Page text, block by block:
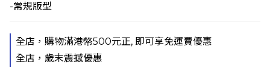
-常規版型
全店，購物滿港幤500元正, 即可享免運費優惠
全店，歲末震撼優惠